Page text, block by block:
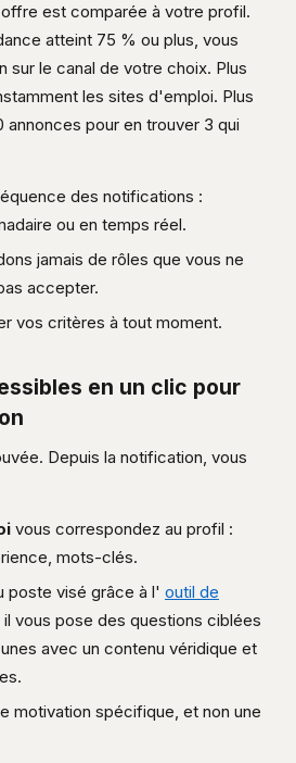
est comparée à votre profil.
atteint 75 % ou plus, vous
sur le canal de votre choix. Plus
les sites d'emploi. Plus
annonces pour en trouver 3 qui
des notifications :
ou en temps réel.
jamais de rôles que vous ne
accepter.
vos critères à tout moment.
en un clic pour
Depuis la notification, vous
vous correspondez au profil :
mots-clés.
poste visé grâce à l' outil de
il vous pose des questions ciblées
avec un contenu véridique et
motivation spécifique, et non une